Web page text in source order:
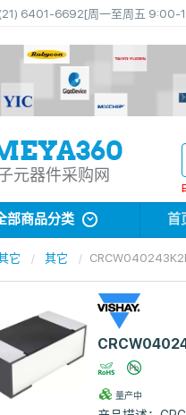
6401-6692[周一至周五 9:00-
元器件采购网
部商品分类 首
它 其它
量产中